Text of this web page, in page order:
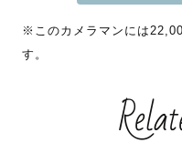
ただけることが多いです
数回の撮影を経て一緒に
写真と共に見守らせて頂
※このカメラマンには
す。